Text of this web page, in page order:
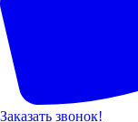
Заказать звонок!